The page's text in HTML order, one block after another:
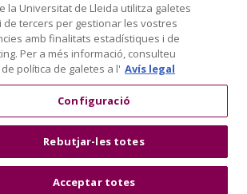
la Universitat de Lleida utilitza galetes
de tercers per gestionar les vostres
amb finalitats estadístiques i de
Per a més informació, consulteu
de política de galetes a l' Avís legal
Configuració
Rebutjar-les totes
Acceptar totes